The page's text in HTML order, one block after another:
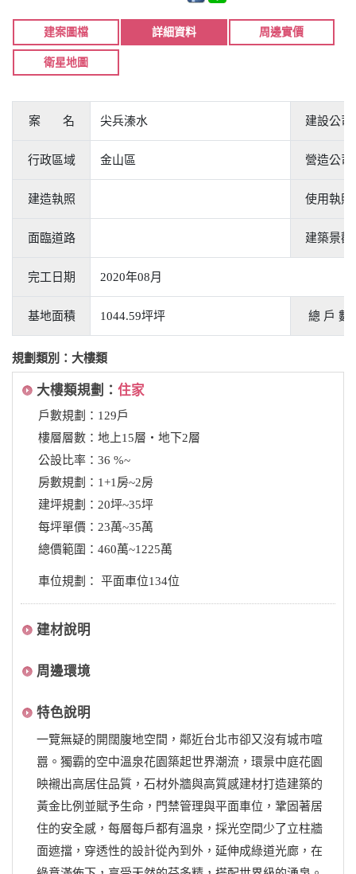
建案圖檔 詳細資料 周邊實價
衛星地圖
案 名 尖兵溱水 建設公司
行政區域 金山區 營造公司
建造執照 使用執照
面臨道路 建築景觀
完工日期 2020年08月
基地面積 1044.59坪坪 總 戶 數
規劃類別：大樓類
大樓類規劃： 住家
戶數規劃：129戶
樓層層數：地上15層‧地下2層
公設比率：36 %~
房數規劃：1+1房~2房
建坪規劃：20坪~35坪
每坪單價：23萬~35萬
總價範圍：460萬~1225萬
車位規劃： 平面車位134位
建材說明
周邊環境
特色說明
一覽無疑的開闊腹地空間，鄰近台北市卻又沒有城市喧
囂。獨霸的空中溫泉花園築起世界潮流，環景中庭花園
映襯出高居住品質，石材外牆與高質感建材打造建築的
黃金比例並賦予生命，門禁管理與平面車位，鞏固著居
住的安全感，每層每戶都有溫泉，採光空間少了立柱牆
面遮擋，穿透性的設計從內到外，延伸成綠道光廊，在